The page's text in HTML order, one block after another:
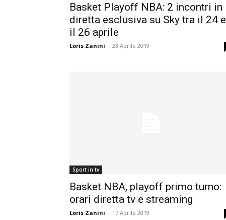
Basket Playoff NBA: 2 incontri in
diretta esclusiva su Sky tra il 24 e
il 26 aprile
Loris Zanini - 23 Aprile 2019
Sport in tv
Basket NBA, playoff primo turno:
orari diretta tv e streaming
Loris Zanini - 17 Aprile 2019